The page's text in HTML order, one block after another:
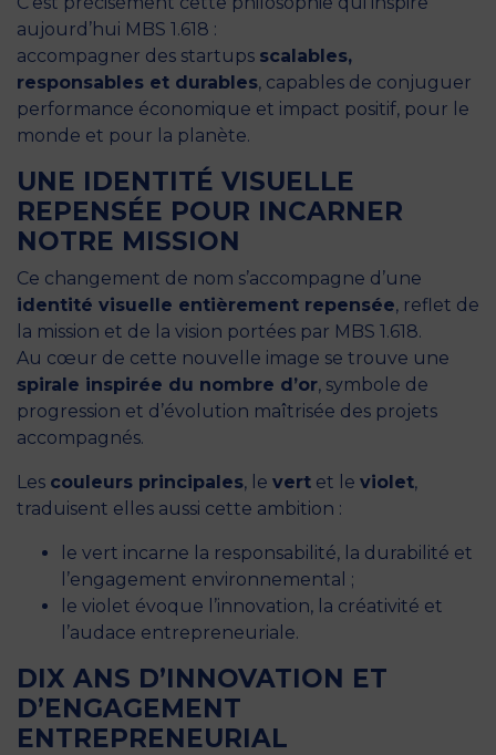
aujourd’hui MBS 1.618 :
accompagner des startups scalables,
responsables et durables, capables de conjuguer
performance économique et impact positif, pour le
monde et pour la planète.
UNE IDENTITÉ VISUELLE
REPENSÉE POUR INCARNER
NOTRE MISSION
Ce changement de nom s’accompagne d’une
identité visuelle entièrement repensée, reflet de
la mission et de la vision portées par MBS 1.618.
Au cœur de cette nouvelle image se trouve une
spirale inspirée du nombre d’or, symbole de
progression et d’évolution maîtrisée des projets
accompagnés.
Les couleurs principales, le vert et le violet,
traduisent elles aussi cette ambition :
le vert incarne la responsabilité, la durabilité et
l’engagement environnemental ;
le violet évoque l’innovation, la créativité et
l’audace entrepreneuriale.
DIX ANS D’INNOVATION ET
D’ENGAGEMENT
ENTREPRENEURIAL